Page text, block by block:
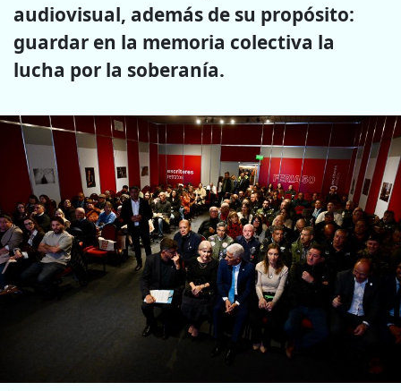
audiovisual, además de su propósito:
guardar en la memoria colectiva la
lucha por la soberanía.